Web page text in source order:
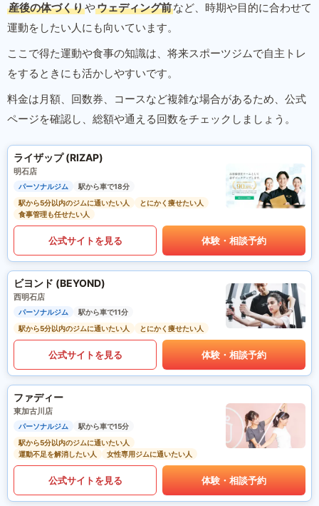
産後の体づくりやウェディング前など、時期や目的に合わせて
運動をしたい人にも向いています。
ここで得た運動や食事の知識は、将来スポーツジムで自主トレ
をするときにも活かしやすいです。
料金は月額、回数券、コースなど複雑な場合があるため、公式
ページを確認し、総額や通える回数をチェックしましょう。
ライザップ (RIZAP)
明石店
パーソナルジム
駅から車で18分
駅から5分以内のジムに通いたい人
とにかく痩せたい人
食事管理も任せたい人
公式サイトを見る 体験・相談予約
ビヨンド (BEYOND)
西明石店
パーソナルジム
駅から車で11分
駅から5分以内のジムに通いたい人
とにかく痩せたい人
公式サイトを見る 体験・相談予約
ファディー
東加古川店
パーソナルジム
駅から車で15分
駅から5分以内のジムに通いたい人
運動不足を解消したい人
女性専用ジムに通いたい人
公式サイトを見る 体験・相談予約